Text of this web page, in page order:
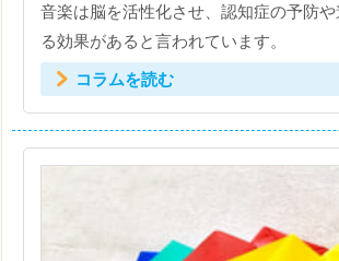
音楽は脳を活性化させ、認知症の予防
る効果があると言われています。
コラムを読む